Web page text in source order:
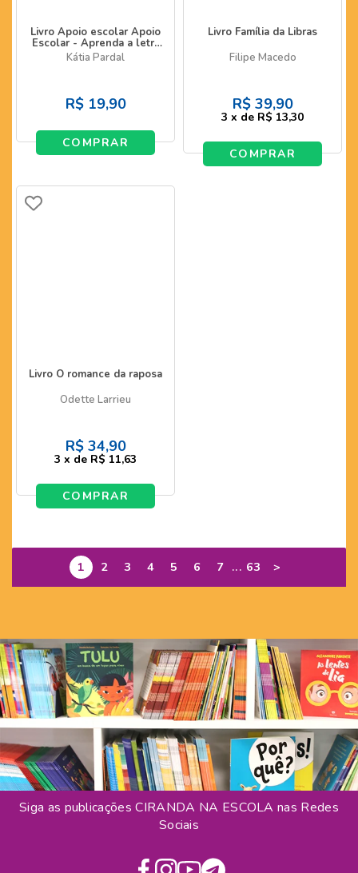
Livro Apoio escolar Apoio
Escolar - Aprenda a letra
cursiva
Kátia Pardal
R$ 19,90
COMPRAR
Livro Família da Libras
Filipe Macedo
R$ 39,90
3 x de R$ 13,30
COMPRAR
Livro O romance da raposa
Odette Larrieu
R$ 34,90
3 x de R$ 11,63
COMPRAR
1 2 3 4 5 6 7 ... 63 >
Siga as publicações CIRANDA NA ESCOLA nas Redes
Sociais